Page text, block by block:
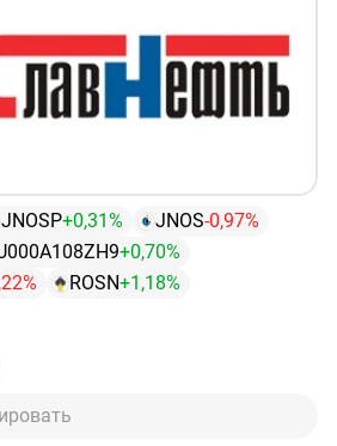
(ныне «Газпром
сервисных активов
вспомогательных блоков.
сумму 2,2 миллиарда рублей.
«Роснефти» и «Газпром нефти».
было, доступна только
комплексной
отрасли, занимается
JNOSP+0,31% JNOS-0,97%
+0,70%
ROSN+1,18%